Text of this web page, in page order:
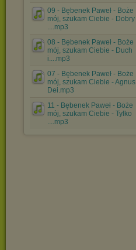
09 - Bębenek Paweł - Boże
mój, szukam Ciebie - Dobry
....mp3
08 - Bębenek Paweł - Boże
mój, szukam Ciebie - Duch
i....mp3
07 - Bębenek Paweł - Boże
mój, szukam Ciebie - Agnus
Dei.mp3
11 - Bębenek Paweł - Boże
mój, szukam Ciebie - Tylko
....mp3